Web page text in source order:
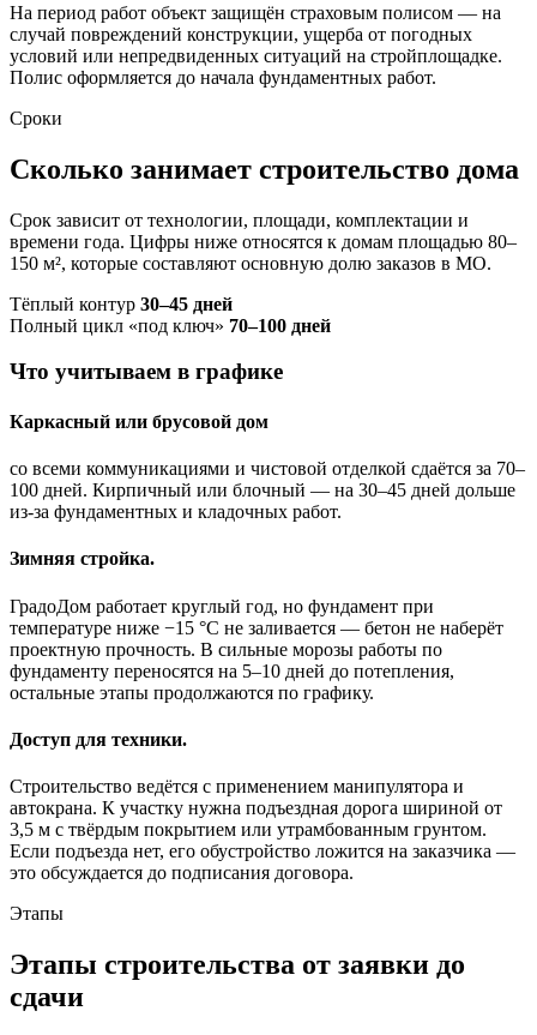
На период работ объект защищён страховым полисом — на
случай повреждений конструкции, ущерба от погодных
условий или непредвиденных ситуаций на стройплощадке.
Полис оформляется до начала фундаментных работ.
Сроки
Сколько занимает строительство дома
Срок зависит от технологии, площади, комплектации и
времени года. Цифры ниже относятся к домам площадью 80–
150 м², которые составляют основную долю заказов в МО.
Тёплый контур 30–45 дней
Полный цикл «под ключ» 70–100 дней
Что учитываем в графике
Каркасный или брусовой дом
со всеми коммуникациями и чистовой отделкой сдаётся за 70–
100 дней. Кирпичный или блочный — на 30–45 дней дольше
из-за фундаментных и кладочных работ.
Зимняя стройка.
ГрадоДом работает круглый год, но фундамент при
температуре ниже −15 °C не заливается — бетон не наберёт
проектную прочность. В сильные морозы работы по
фундаменту переносятся на 5–10 дней до потепления,
остальные этапы продолжаются по графику.
Доступ для техники.
Строительство ведётся с применением манипулятора и
автокрана. К участку нужна подъездная дорога шириной от
3,5 м с твёрдым покрытием или утрамбованным грунтом.
Если подъезда нет, его обустройство ложится на заказчика —
это обсуждается до подписания договора.
Этапы
Этапы строительства от заявки до
сдачи